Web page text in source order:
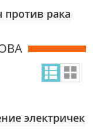
против рака
электричек